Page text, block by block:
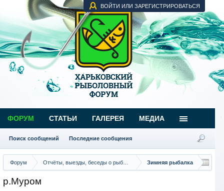
ВОЙТИ ИЛИ ЗАРЕГИСТРИРОВАТЬСЯ
Форум Отчёты, выезды, беседы о рыбалке Зимняя рыбалка
р.Муром
ФОРУМ
Поиск сообщений Последние сообщения
СТАТЬИ ГАЛЕРЕЯ МЕДИА